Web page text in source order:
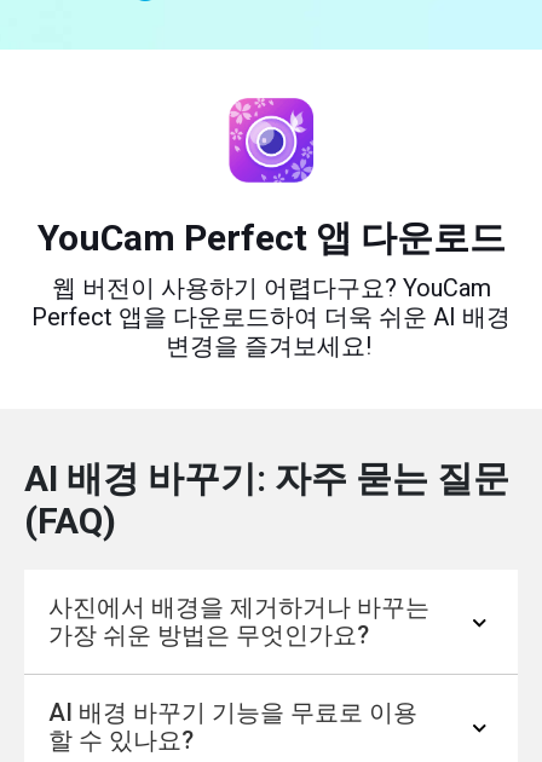
YouCam Perfect 앱 다운로드
웹 버전이 사용하기 어렵다구요? YouCam
Perfect 앱을 다운로드하여 더욱 쉬운 AI 배경
변경을 즐겨보세요!
AI 배경 바꾸기: 자주 묻는 질문
(FAQ)
사진에서 배경을 제거하거나 바꾸는
가장 쉬운 방법은 무엇인가요?
YouCam Online Editor 웹사이트에서 AI 배경 바
꾸기 기능을 사용하세요. 사진을 업로드한 후,
AI 배경 바꾸기 기능을 무료로 이용
할 수 있나요?